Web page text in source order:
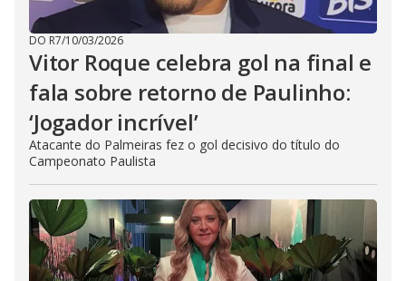
DO R7/10/03/2026
Vitor Roque celebra gol na final e
fala sobre retorno de Paulinho:
‘Jogador incrível’
Atacante do Palmeiras fez o gol decisivo do título do
Campeonato Paulista